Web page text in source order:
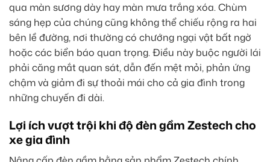
qua màn sương dày hay màn mưa trắng xóa. Chùm
sáng hẹp của chúng cũng không thể chiếu rộng ra hai
bên lề đường, nơi thường có chướng ngại vật bất ngờ
hoặc các biển báo quan trọng. Điều này buộc người lái
phải căng mắt quan sát, dẫn đến mệt mỏi, phản ứng
chậm và giảm đi sự thoải mái cho cả gia đình trong
những chuyến đi dài.
Lợi ích vượt trội khi độ đèn gầm Zestech cho
xe gia đình